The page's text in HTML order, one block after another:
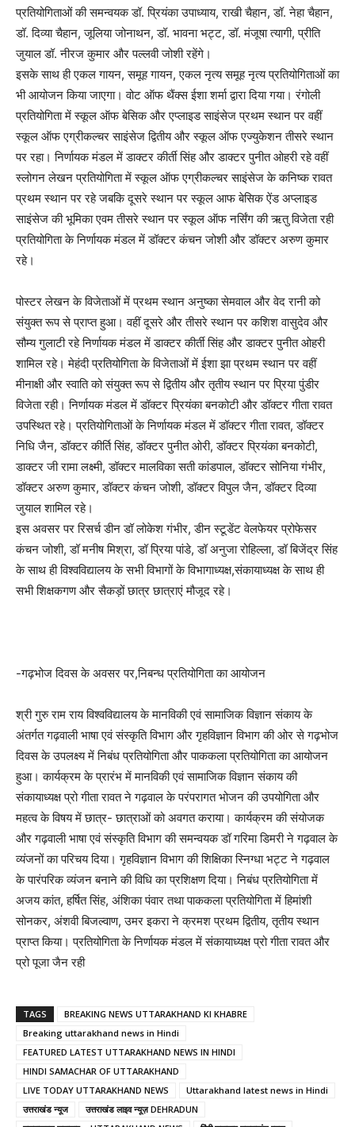
प्रतियोगिताओं की समन्वयक डॉ. प्रियंका उपाध्याय, राखी चैहान, डॉ. नेहा चैहान,
डॉ. दिव्या चैहान, जूलिया जोनाथन, डॉ. भावना भट्ट, डॉ. मंजूषा त्यागी, प्रीति
जुयाल डॉ. नीरज कुमार और पल्लवी जोशी रहेंगे।
इसके साथ ही एकल गायन, समूह गायन, एकल नृत्य समूह नृत्य प्रतियोगिताओं का
भी आयोजन किया जाएगा। वोट ऑफ थैंक्स ईशा शर्मा द्वारा दिया गया। रंगोली
प्रतियोगिता में स्कूल ऑफ बेसिक और एप्लाइड साइंसेज प्रथम स्थान पर वहीं
स्कूल ऑफ एग्रीकल्चर साइंसेज द्वितीय और स्कूल ऑफ एज्युकेशन तीसरे स्थान
पर रहा। निर्णायक मंडल में डाक्टर कीर्ती सिंह और डाक्टर पुनीत ओहरी रहे वहीं
स्लोगन लेखन प्रतियोगिता में स्कूल ऑफ एग्रीकल्चर साइंसेज के कनिष्क रावत
प्रथम स्थान पर रहे जबकि दूसरे स्थान पर स्कूल आफ बेसिक ऐंड अप्लाइड
साइंसेज की भूमिका एवम तीसरे स्थान पर स्कूल ऑफ नर्सिंग की ऋतु विजेता रही
प्रतियोगिता के निर्णायक मंडल में डॉक्टर कंचन जोशी और डॉक्टर अरुण कुमार
रहे।
पोस्टर लेखन के विजेताओं में प्रथम स्थान अनुष्का सेमवाल और वेद रानी को
संयुक्त रूप से प्राप्त हुआ। वहीं दूसरे और तीसरे स्थान पर कशिश वासुदेव और
सौम्य गुलाटी रहे निर्णायक मंडल में डाक्टर कीर्ती सिंह और डाक्टर पुनीत ओहरी
शामिल रहे। मेहंदी प्रतियोगिता के विजेताओं में ईशा झा प्रथम स्थान पर वहीं
मीनाक्षी और स्वाति को संयुक्त रूप से द्वितीय और तृतीय स्थान पर प्रिया पुंडीर
विजेता रही। निर्णायक मंडल में डॉक्टर प्रियंका बनकोटी और डॉक्टर गीता रावत
उपस्थित रहे। प्रतियोगिताओं के निर्णायक मंडल में डॉक्टर गीता रावत, डॉक्टर
निधि जैन, डॉक्टर कीर्ति सिंह, डॉक्टर पुनीत ओरी, डॉक्टर प्रियंका बनकोटी,
डाक्टर जी रामा लक्ष्मी, डॉक्टर मालविका सती कांडपाल, डॉक्टर सोनिया गंभीर,
डॉक्टर अरुण कुमार, डॉक्टर कंचन जोशी, डॉक्टर विपुल जैन, डॉक्टर दिव्या
जुयाल शामिल रहे।
इस अवसर पर रिसर्च डीन डॉ लोकेश गंभीर, डीन स्टूडेंट वेलफेयर प्रोफेसर
कंचन जोशी, डॉ मनीष मिश्रा, डॉ प्रिया पांडे, डॉ अनुजा रोहिल्ला, डॉ बिजेंद्र सिंह
के साथ ही विश्वविद्यालय के सभी विभागों के विभागाध्यक्ष,संकायाध्यक्ष के साथ ही
सभी शिक्षकगण और सैकड़ों छात्र छात्राएं मौजूद रहे।
-गढ़भोज दिवस के अवसर पर,निबन्ध प्रतियोगिता का आयोजन
श्री गुरु राम राय विश्वविद्यालय के मानविकी एवं सामाजिक विज्ञान संकाय के
अंतर्गत गढ़वाली भाषा एवं संस्कृति विभाग और गृहविज्ञान विभाग की ओर से गढ़भोज
दिवस के उपलक्ष्य में निबंध प्रतियोगिता और पाककला प्रतियोगिता का आयोजन
हुआ। कार्यक्रम के प्रारंभ में मानविकी एवं सामाजिक विज्ञान संकाय की
संकायाध्यक्ष प्रो गीता रावत ने गढ़वाल के परंपरागत भोजन की उपयोगिता और
महत्व के विषय में छात्र- छात्राओं को अवगत कराया। कार्यक्रम की संयोजक
और गढ़वाली भाषा एवं संस्कृति विभाग की समन्वयक डॉ गरिमा डिमरी ने गढ़वाल के
व्यंजनों का परिचय दिया। गृहविज्ञान विभाग की शिक्षिका स्निग्धा भट्ट ने गढ़वाल
के पारंपरिक व्यंजन बनाने की विधि का प्रशिक्षण दिया। निबंध प्रतियोगिता में
अजय कांत, हर्षित सिंह, अंशिका पंवार तथा पाककला प्रतियोगिता में हिमांशी
सोनकर, अंशवी बिजल्वाण, उमर इकरा ने क्रमश प्रथम द्वितीय, तृतीय स्थान
प्राप्त किया। प्रतियोगिता के निर्णायक मंडल में संकायाध्यक्ष प्रो गीता रावत और
प्रो पूजा जैन रही
TAGS
BREAKING NEWS UTTARAKHAND KI KHABRE
Breaking uttarakhand news in Hindi
FEATURED LATEST UTTARAKHAND NEWS IN HINDI
HINDI SAMACHAR OF UTTARAKHAND
LIVE TODAY UTTARAKHAND NEWS
Uttarakhand latest news in Hindi
उत्तराखंड न्यूज
उत्तराखंड लाइव न्यूज़ DEHRADUN